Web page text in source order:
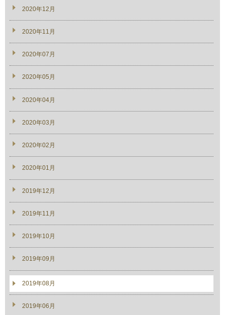
2020年12月
2020年11月
2020年07月
2020年05月
2020年04月
2020年03月
2020年02月
2020年01月
2019年12月
2019年11月
2019年10月
2019年09月
2019年08月
2019年06月